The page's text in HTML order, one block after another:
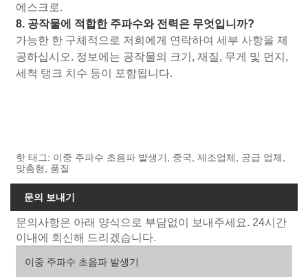
에스크로.
8. 공작물에 적합한 주파수와 전력은 무엇입니까?
가능한 한 구체적으로 저희에게 연락하여 세부 사항을 제
공하십시오. 정보에는 공작물의 크기, 재질, 무게 및 먼지,
세척 탱크 치수 등이 포함됩니다.
핫 태그: 이중 주파수 초음파 발생기, 중국, 제조업체, 공급 업체,
맞춤형, 품질
문의 보내기
문의사항은 아래 양식으로 부담없이 보내주세요. 24시간
이내에 회신해 드리겠습니다.